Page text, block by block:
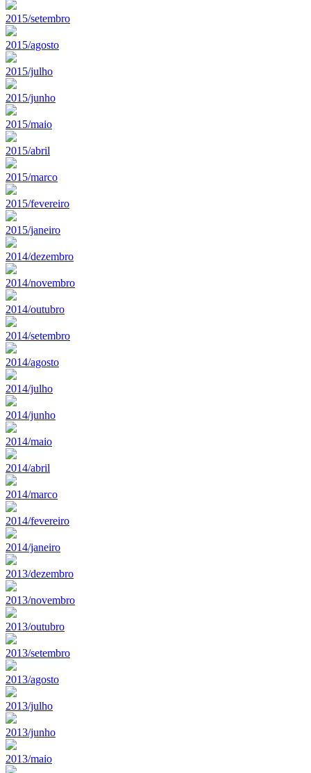
2015/setembro
2015/agosto
2015/julho
2015/junho
2015/maio
2015/abril
2015/marco
2015/fevereiro
2015/janeiro
2014/dezembro
2014/novembro
2014/outubro
2014/setembro
2014/agosto
2014/julho
2014/junho
2014/maio
2014/abril
2014/marco
2014/fevereiro
2014/janeiro
2013/dezembro
2013/novembro
2013/outubro
2013/setembro
2013/agosto
2013/julho
2013/junho
2013/maio